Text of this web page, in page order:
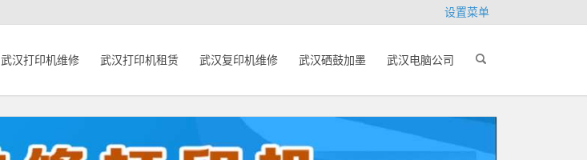
设置菜单
武汉打印机维修 武汉打印机租赁 武汉复印机维修 武汉硒鼓加墨 武汉电脑公司